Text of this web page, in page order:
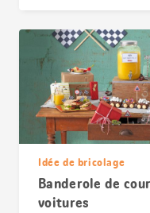
Idée de bricolage
Banderole de
voitures